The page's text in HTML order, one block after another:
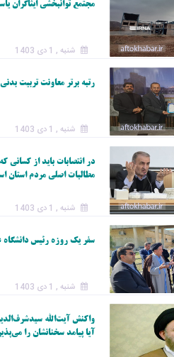
مجتمع توانبخشی ایثاگران یاسوج؛ ۱۷سال ۳۰ درصد
شنبه , 1 دی 1403
رتبه برتر معاونت تربیت
شنبه , 1 دی 1403
در انتصابات باید از کسانی
مطالبات اصلی مردم استان
شنبه , 1 دی 1403
سفر یک روزه رئیس دانشگاه علوم پزشکی استان
شنبه , 1 دی 1403
واکنش آیت‌الله
آیا پیامد سخنانشان را